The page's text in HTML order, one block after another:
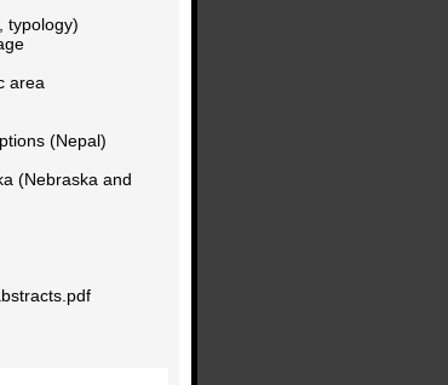
typology)
area
(Nepal)
(Nebraska and